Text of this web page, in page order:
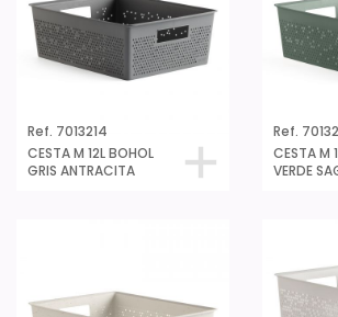
Ref. 7013214
CESTA M 12L BOHOL
GRIS ANTRACITA
Ref.
CESTA M
VERDE